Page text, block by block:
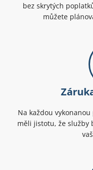
bez skrytých
můžete
Na každou
měli jistotu, že služby